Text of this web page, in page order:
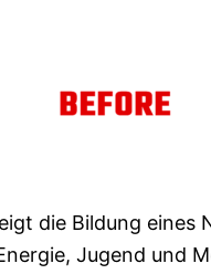
die Bildung
Jugend und